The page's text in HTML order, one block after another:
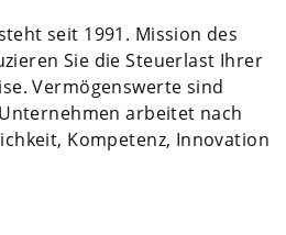
seit 1991. Mission des
Sie die Steuerlast Ihrer
Vermögenswerte sind
arbeitet nach
Kompetenz, Innovation